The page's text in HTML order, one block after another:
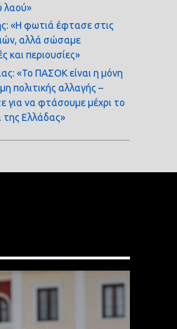
λαού»
«Η φωτιά έφτασε στις
αλλά σώσαμε
και περιουσίες»
«Το ΠΑΣΟΚ είναι η μόνη
πολιτικής αλλαγής –
για να φτάσουμε μέχρι το
της Ελλάδας»